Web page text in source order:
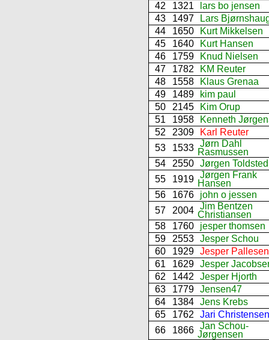
42
1321
lars bo jensen
43
1497
Lars
44
1650
Kurt Mikkelsen
45
1640
Kurt Hansen
46
1759
Knud Nielsen
47
1782
KM Reuter
48
1558
Klaus Grenaa
49
1489
kim paul
50
2145
Kim Orup
51
1958
Kenneth
52
2309
Karl Reuter
53
1533 Jørn Dahl
Rasmussen
54
2550 Jørgen Toldsted
55
1919 Jørgen Frank
Hansen
56
1676
john o jessen
57
2004 Jim Bentzen
Christiansen
58
1760
jesper thomsen
59
2553 Jesper Schou
60
1929 Jesper Pallesen
61
1629 Jesper
62
1442
Jesper Hjorth
63
1779 Jensen47
64
1384 Jens Krebs
65
1762
Jari Christensen
66
1866 Jan Schou-
Jørgensen